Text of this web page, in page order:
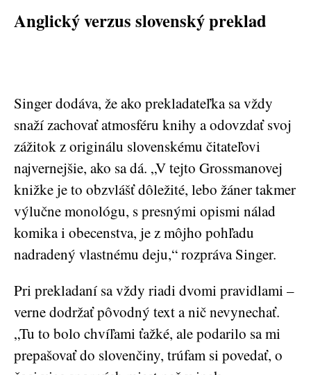
Anglický verzus slovenský preklad
Singer dodáva, že ako prekladateľka sa vždy
snaží zachovať atmosféru knihy a odovzdať svoj
zážitok z originálu slovenskému čitateľovi
najvernejšie, ako sa dá. „V tejto Grossmanovej
knižke je to obzvlášť dôležité, lebo žáner takmer
výlučne monológu, s presnými opismi nálad
komika i obecenstva, je z môjho pohľadu
nadradený vlastnému deju,“ rozpráva Singer.
Pri prekladaní sa vždy riadi dvomi pravidlami –
verne dodržať pôvodný text a nič nevynechať.
„Tu to bolo chvíľami ťažké, ale podarilo sa mi
prepašovať do slovenčiny, trúfam si povedať, o